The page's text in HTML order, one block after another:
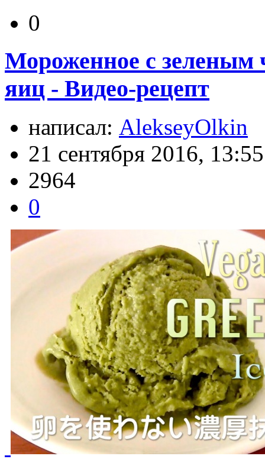
0
Мороженное с зеленым
яиц - Видео-рецепт
написал: AlekseyOlkin
21 сентября 2016, 13:55
2964
0